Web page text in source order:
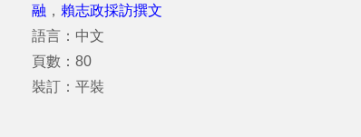
融 ， 賴志政採訪撰文
語言：中文
頁數：80
裝訂：平裝